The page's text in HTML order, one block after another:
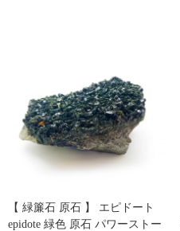
【 緑簾石 原石 】 エピドート
epidote 緑色 原石 パワーストー